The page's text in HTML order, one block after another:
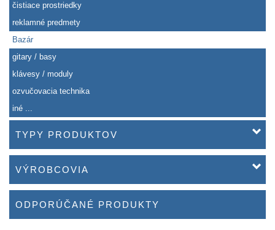
čistiace prostriedky
reklamné predmety
Bazár
gitary / basy
klávesy / moduly
ozvučovacia technika
iné ...
TYPY PRODUKTOV
VÝROBCOVIA
ODPORÚČANÉ PRODUKTY